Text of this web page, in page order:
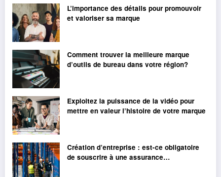
L’importance des détails pour promouvoir
et valoriser sa marque
Comment trouver la meilleure marque
d’outils de bureau dans votre région?
Exploitez la puissance de la vidéo pour
mettre en valeur l’histoire de votre marque
Création d’entreprise : est-ce obligatoire
de souscrire à une assurance